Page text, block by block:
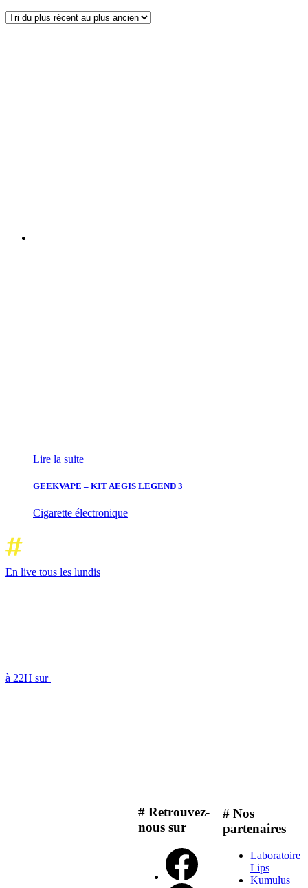
Lire la suite
GEEKVAPE – KIT AEGIS LEGEND 3
Cigarette électronique
En live tous les lundis
à 22H sur
# Retrouvez-
nous sur
# Nos
partenaires
Laboratoire
Lips
Kumulus